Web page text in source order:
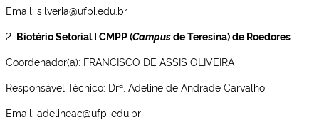
Email: silveria@ufpi.edu.br
2. Biotério Setorial I CMPP (Campusde Teresina) de Roedores
Coordenador(a): FRANCISCO DE ASSIS OLIVEIRA
Responsável Técnico: Dra . Adeline de Andrade Carvalho
Email: adelineac@ufpi.edu.br